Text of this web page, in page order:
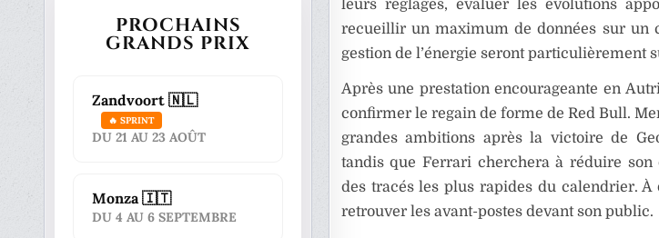
leurs réglages, évaluer les évolutions
recueillir un maximum de données sur un
gestion de l’énergie seront particulièrement
Après une prestation encourageante en
confirmer le regain de forme de Red Bull.
grandes ambitions après la victoire de
tandis que Ferrari cherchera à réduire
des tracés les plus rapides du calendrier.
retrouver les avant-postes devant son public.
PROCHAINS
GRANDS PRIX
Zandvoort 🇳🇱
🔥 SPRINT
DU 21 AU 23 AOÛT
Monza 🇮🇹
DU 4 AU 6 SEPTEMBRE